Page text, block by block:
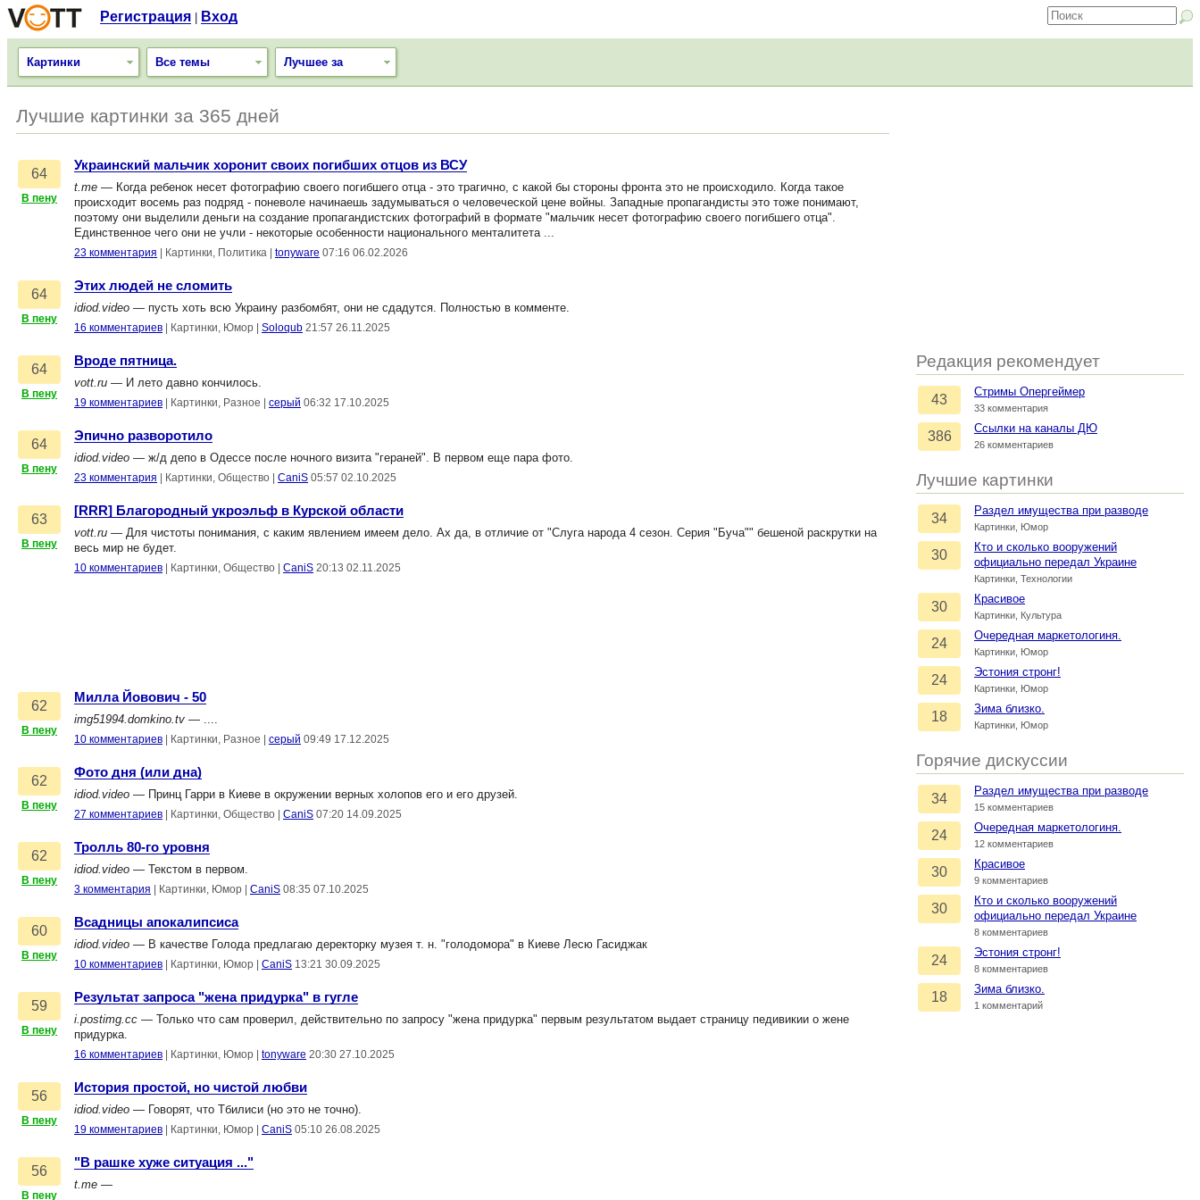
Регистрация Вход
Картинки Все темы Лучшее за
Редакция рекомендует
43
Стримы Опергеймер
33 комментария
386
Ссылки на каналы ДЮ
26 комментариев
Лучшие картинки
34
Раздел имущества при разводе
Картинки, Юмор
30
Кто и сколько вооружений
официально передал Украине
Картинки, Технологии
30
Красивое
Картинки, Культура
24
Очередная маркетологиня.
Картинки, Юмор
24
Эстония стронг!
Картинки, Юмор
18
Зима близко.
Картинки, Юмор
Горячие дискуссии
34
Раздел имущества при разводе
15 комментариев
24
Очередная маркетологиня.
12 комментариев
30
Красивое
9 комментариев
30
Кто и сколько вооружений
официально передал Украине
8 комментариев
24
Эстония стронг!
8 комментариев
18
Зима близко.
1 комментарий
Лучшие картинки за 365 дней
64
В пену
Украинский мальчик хоронит своих погибших отцов из ВСУ
t.me — Когда ребенок несет фотографию своего погибшего отца - это трагично, с какой бы стороны фронта это не происходило. Когда такое
происходит восемь раз подряд - поневоле начинаешь задумываться о человеческой цене войны. Западные пропагандисты это тоже понимают,
поэтому они выделили деньги на создание пропагандистских фотографий в формате "мальчик несет фотографию своего погибшего отца".
Единственное чего они не учли - некоторые особенности национального менталитета ...
23 комментария Картинки, Политика tonyware 07:16 06.02.2026
64
В пену
Этих людей не сломить
idiod.video — пусть хоть всю Украину разбомбят, они не сдадутся. Полностью в комменте.
16 комментариев Картинки, Юмор Soloqub 21:57 26.11.2025
64
В пену
Вроде пятница.
vott.ru — И лето давно кончилось.
19 комментариев Картинки, Разное серый 06:32 17.10.2025
64
В пену
Эпично разворотило
idiod.video — ж/д депо в Одессе после ночного визита "гераней". В первом еще пара фото.
23 комментария Картинки, Общество CaniS 05:57 02.10.2025
63
В пену
[RRR] Благородный укроэльф в Курской области
vott.ru — Для чистоты понимания, с каким явлением имеем дело. Ах да, в отличие от "Слуга народа 4 сезон. Серия "Буча"" бешеной раскрутки на
весь мир не будет.
10 комментариев Картинки, Общество CaniS 20:13 02.11.2025
62
В пену
Милла Йовович - 50
img51994.domkino.tv — ....
10 комментариев Картинки, Разное серый 09:49 17.12.2025
62
В пену
Фото дня (или дна)
idiod.video — Принц Гарри в Киеве в окружении верных холопов его и его друзей.
27 комментариев Картинки, Общество CaniS 07:20 14.09.2025
62
В пену
Тролль 80-го уровня
idiod.video — Текстом в первом.
3 комментария Картинки, Юмор CaniS 08:35 07.10.2025
60
В пену
Всадницы апокалипсиса
idiod.video — В качестве Голода предлагаю деректорку музея т. н. "голодомора" в Киеве Лесю Гасиджак
10 комментариев Картинки, Юмор CaniS 13:21 30.09.2025
59
В пену
Результат запроса "жена придурка" в гугле
i.postimg.cc — Только что сам проверил, действительно по запросу "жена придурка" первым результатом выдает страницу педивикии о жене
придурка.
16 комментариев Картинки, Юмор tonyware 20:30 27.10.2025
56
В пену
История простой, но чистой любви
idiod.video — Говорят, что Тбилиси (но это не точно).
19 комментариев Картинки, Юмор CaniS 05:10 26.08.2025
56
В пену
"В рашке хуже ситуация ..."
t.me —